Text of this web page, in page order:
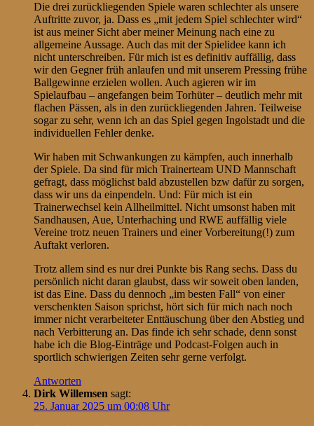
Die drei zurückliegenden Spiele waren schlechter als unsere
Auftritte zuvor, ja. Dass es „mit jedem Spiel schlechter wird“
ist aus meiner Sicht aber meiner Meinung nach eine zu
allgemeine Aussage. Auch das mit der Spielidee kann ich
nicht unterschreiben. Für mich ist es definitiv auffällig, dass
wir den Gegner früh anlaufen und mit unserem Pressing frühe
Ballgewinne erzielen wollen. Auch agieren wir im
Spielaufbau – angefangen beim Torhüter – deutlich mehr mit
flachen Pässen, als in den zurückliegenden Jahren. Teilweise
sogar zu sehr, wenn ich an das Spiel gegen Ingolstadt und die
individuellen Fehler denke.
Wir haben mit Schwankungen zu kämpfen, auch innerhalb
der Spiele. Da sind für mich Trainerteam UND Mannschaft
gefragt, dass möglichst bald abzustellen bzw dafür zu sorgen,
dass wir uns da einpendeln. Und: Für mich ist ein
Trainerwechsel kein Allheilmittel. Nicht umsonst haben mit
Sandhausen, Aue, Unterhaching und RWE auffällig viele
Vereine trotz neuen Trainers und einer Vorbereitung(!) zum
Auftakt verloren.
Trotz allem sind es nur drei Punkte bis Rang sechs. Dass du
persönlich nicht daran glaubst, dass wir soweit oben landen,
ist das Eine. Dass du dennoch „im besten Fall“ von einer
verschenkten Saison sprichst, hört sich für mich nach noch
immer nicht verarbeiteter Enttäuschung über den Abstieg und
nach Verbitterung an. Das finde ich sehr schade, denn sonst
habe ich die Blog-Einträge und Podcast-Folgen auch in
sportlich schwierigen Zeiten sehr gerne verfolgt.
Antworten
Dirk Willemsen sagt:
25. Januar 2025 um 00:08 Uhr